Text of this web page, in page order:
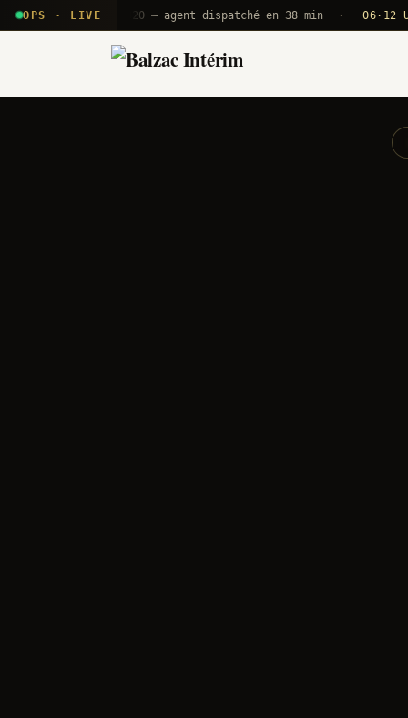
OPS · LIVE
· B71 Push A320 — agent dispatché en 38 min · 06·12 UTC